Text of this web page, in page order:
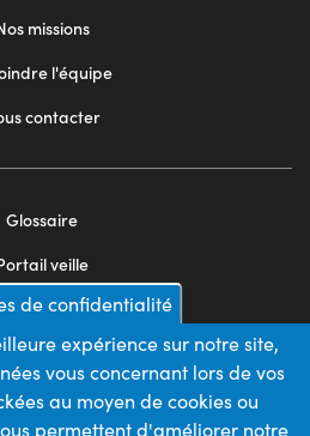
missions
l'équipe
contacter
Glossaire
veille
légales
d'offres
du site
de confidentialité
expérience sur notre site,
vous concernant lors de vos
au moyen de cookies ou
permettent d'améliorer notre